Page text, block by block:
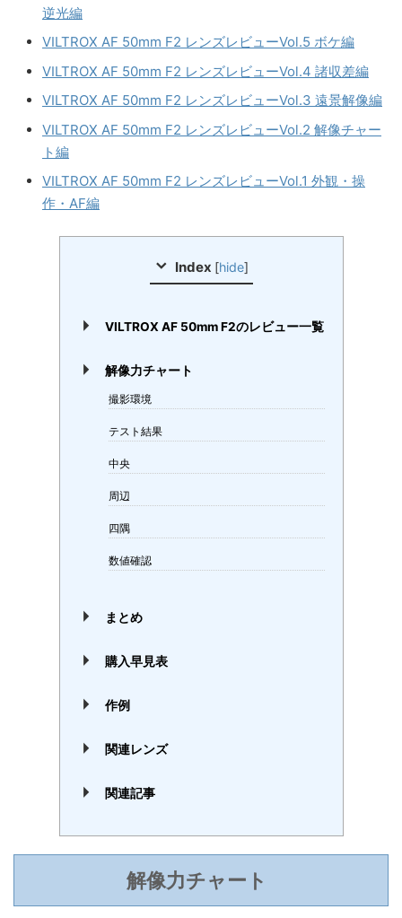
逆光編
VILTROX AF 50mm F2 レンズレビューVol.5 ボケ編
VILTROX AF 50mm F2 レンズレビューVol.4 諸収差編
VILTROX AF 50mm F2 レンズレビューVol.3 遠景解像編
VILTROX AF 50mm F2 レンズレビューVol.2 解像チャー
ト編
VILTROX AF 50mm F2 レンズレビューVol.1 外観・操
作・AF編
Index [hide]
VILTROX AF 50mm F2のレビュー一覧
解像力チャート
撮影環境
テスト結果
中央
周辺
四隅
数値確認
まとめ
購入早見表
作例
関連レンズ
関連記事
解像力チャート